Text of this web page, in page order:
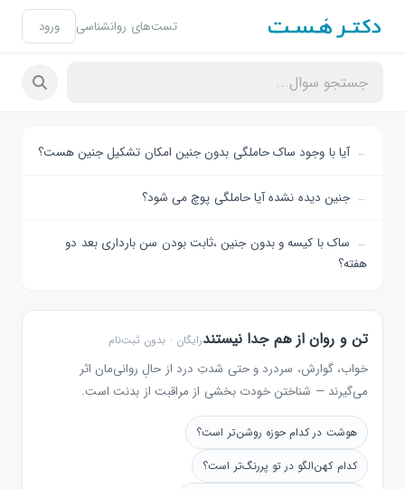
تست‌های روانشناسی ورود
آیا با وجود ساک حاملگی بدون جنین امکان تشکیل جنین هست؟
جنین دیده نشده آیا حاملگی پوچ می شود؟
ساک با کیسه و بدون جنین ،ثابت بودن سن بارداری بعد دو
هفته؟
تن و روان از هم جدا نیستندرایگان · بدون ثبت‌نام
خواب، گوارش، سردرد و حتی شدتِ درد از حالِ روانی‌مان اثر
می‌گیرند — شناختن خودت بخشی از مراقبت از بدنت است.
هوشت در کدام حوزه روشن‌تر است؟
کدام کهن‌الگو در تو پررنگ‌تر است؟